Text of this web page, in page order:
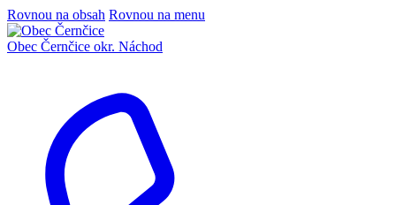
Rovnou na obsah Rovnou na menu
Obec Černčice okr. Náchod